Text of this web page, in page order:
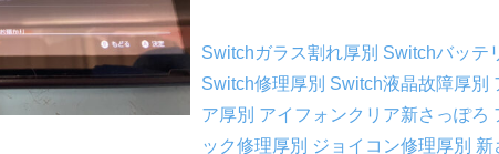
Switchガラス割れ厚別 Switchバッテ
Switch修理厚別 Switch液晶故障厚別
ア厚別 アイフォンクリア新さっぽろ
ック修理厚別 ジョイコン修理厚別 新